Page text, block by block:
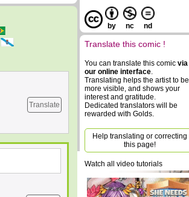
Translate
by nc nd
Translate this comic !
You can translate this comic via
our online interface.
Translating helps the artist to be
more visible, and shows your
interest and gratitude.
Dedicated translators will be
rewarded with Golds.
Help translating or correcting
this page!
Watch all video tutorials